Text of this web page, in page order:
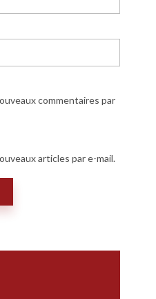
commentaires par
articles par e-mail.